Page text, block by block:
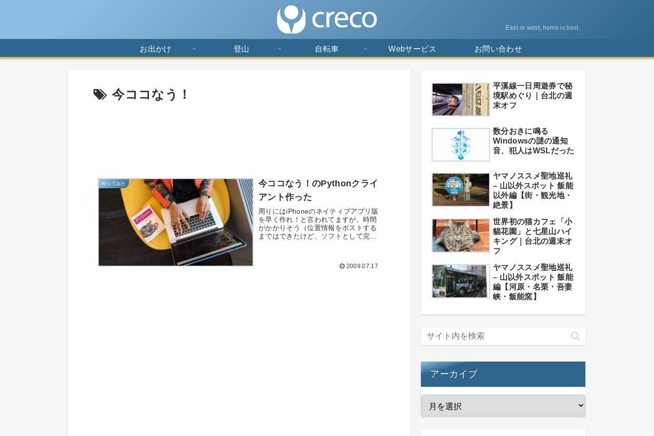
East or west, home is best.
お出かけ 登山 自転車 Webサービス お問い合わせ
今ココなう！
作ってみた
今ココなう！のPythonクライ
アント作った
周りにはiPhoneのネイティブアプリ版
を早く作れ！と言われてますが、時間
がかかりそう（位置情報をポストする
まではできたけど、ソフトとして完成
2009.07.17
平溪線一日周遊券で秘
境駅めぐり｜台北の週
末オフ
数分おきに鳴る
Windowsの謎の通知
音、犯人はWSLだった
ヤマノススメ聖地巡礼
– 山以外スポット 飯能
以外編【街・観光地・
絶景】
世界初の猫カフェ「小
貓花園」と七星山ハイ
キング｜台北の週末オ
フ
ヤマノススメ聖地巡礼
– 山以外スポット 飯能
編【河原・名栗・吾妻
峡・飯能窯】
アーカイブ